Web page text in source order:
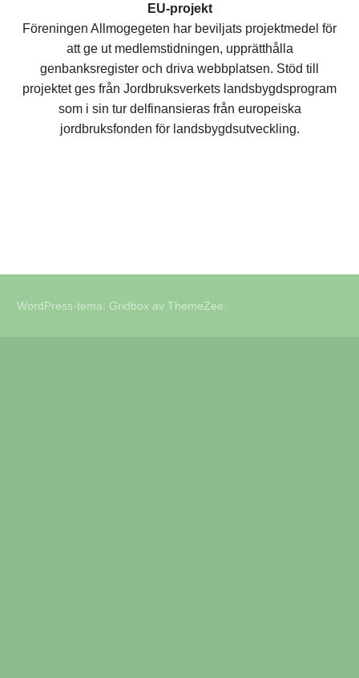
EU-projekt
Föreningen Allmogegeten har beviljats projektmedel för
att ge ut medlemstidningen, upprätthålla
genbanksregister och driva webbplatsen. Stöd till
projektet ges från Jordbruksverkets landsbygdsprogram
som i sin tur delfinansieras från europeiska
jordbruksfonden för landsbygdsutveckling.
WordPress-tema: Gridbox av ThemeZee.